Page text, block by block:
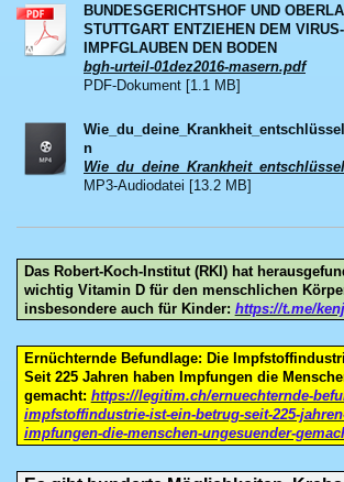
BUNDESGERICHTSHOF UND
STUTTGART ENTZIEHEN DEM
IMPFGLAUBEN DEN BODEN
bgh-urteil-01dez2016-masern.pdf
PDF-Dokument [1.1 MB]
n
MP3-Audiodatei [13.2 MB]
Das Robert-Koch-Institut (RKI) hat
wichtig Vitamin D für den menschlichen
insbesondere auch für Kinder: https://t.me/
Ernüchternde Befundlage: Die
Seit 225 Jahren haben Impfungen die
gemacht: https://legitim.ch/ernuechternde-
impfstoffindustrie-ist-ein-betrug-seit-225-
impfungen-die-menschen-ungesuender-